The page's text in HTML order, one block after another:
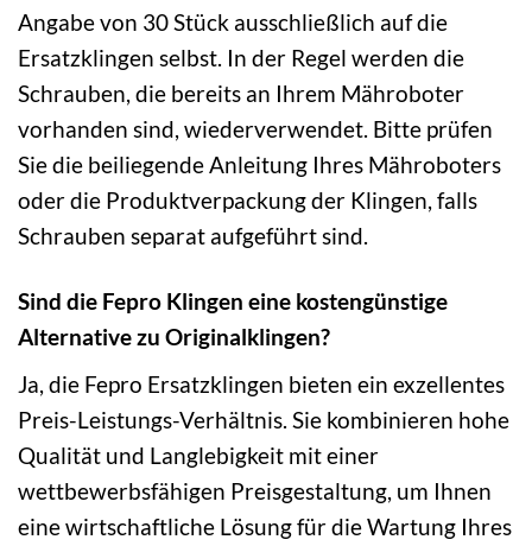
Angabe von 30 Stück ausschließlich auf die
Ersatzklingen selbst. In der Regel werden die
Schrauben, die bereits an Ihrem Mähroboter
vorhanden sind, wiederverwendet. Bitte prüfen
Sie die beiliegende Anleitung Ihres Mähroboters
oder die Produktverpackung der Klingen, falls
Schrauben separat aufgeführt sind.
Sind die Fepro Klingen eine kostengünstige
Alternative zu Originalklingen?
Ja, die Fepro Ersatzklingen bieten ein exzellentes
Preis-Leistungs-Verhältnis. Sie kombinieren hohe
Qualität und Langlebigkeit mit einer
wettbewerbsfähigen Preisgestaltung, um Ihnen
eine wirtschaftliche Lösung für die Wartung Ihres